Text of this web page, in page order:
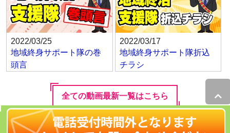
2022/03/25
地域終身サポート隊の巻
頭言
2022/03/17
地域終身サポート隊折込
チラシ
全ての動画最新一覧はこちら